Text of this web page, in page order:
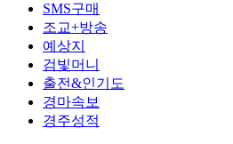
SMS구매
조교+방송
예상지
검빛머니
출전&인기도
경마속보
경주성적